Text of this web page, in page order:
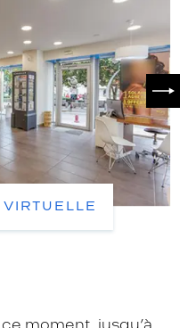
moment, jusqu’à